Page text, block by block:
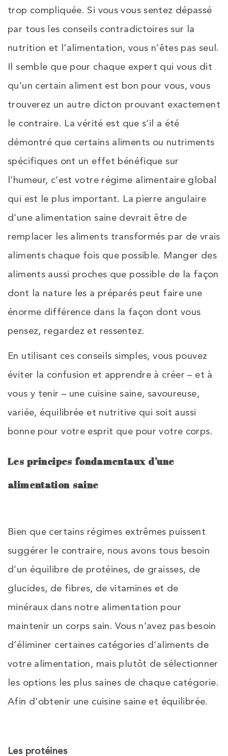
trop compliquée. Si vous vous sentez dépassé
par tous les conseils contradictoires sur la
nutrition et l’alimentation, vous n’êtes pas seul.
Il semble que pour chaque expert qui vous dit
qu’un certain aliment est bon pour vous, vous
trouverez un autre dicton prouvant exactement
le contraire. La vérité est que s’il a été
démontré que certains aliments ou nutriments
spécifiques ont un effet bénéfique sur
l’humeur, c’est votre régime alimentaire global
qui est le plus important. La pierre angulaire
d’une alimentation saine devrait être de
remplacer les aliments transformés par de vrais
aliments chaque fois que possible. Manger des
aliments aussi proches que possible de la façon
dont la nature les a préparés peut faire une
énorme différence dans la façon dont vous
pensez, regardez et ressentez.
En utilisant ces conseils simples, vous pouvez
éviter la confusion et apprendre à créer – et à
vous y tenir – une cuisine saine, savoureuse,
variée, équilibrée et nutritive qui soit aussi
bonne pour votre esprit que pour votre corps.
Les principes fondamentaux d’une
alimentation saine
Bien que certains régimes extrêmes puissent
suggérer le contraire, nous avons tous besoin
d’un équilibre de protéines, de graisses, de
glucides, de fibres, de vitamines et de
minéraux dans notre alimentation pour
maintenir un corps sain. Vous n’avez pas besoin
d’éliminer certaines catégories d’aliments de
votre alimentation, mais plutôt de sélectionner
les options les plus saines de chaque catégorie.
Afin d’obtenir une cuisine saine et équilibrée.
Les protéines